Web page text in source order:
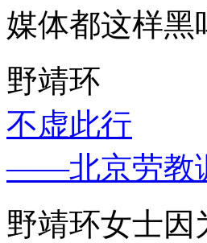
媒体都这样黑
野靖环
不虚此行
——北京劳教
野靖环女士因